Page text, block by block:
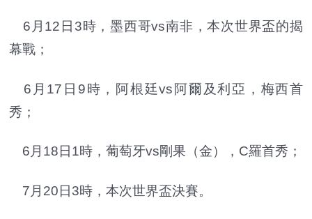
6月12日3時，墨西哥vs南非，本次世界盃的揭
幕戰；
6月17日9時，阿根廷vs阿爾及利亞，梅西首
秀；
6月18日1時，葡萄牙vs剛果（金），C羅首秀；
7月20日3時，本次世界盃決賽。